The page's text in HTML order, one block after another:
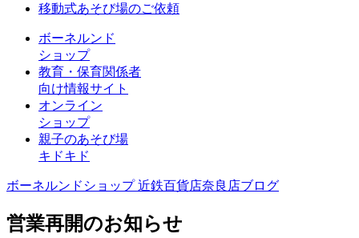
移動式あそび場のご依頼
ボーネルンド
ショップ
教育・保育関係者
向け情報サイト
オンライン
ショップ
親子のあそび場
キドキド
ボーネルンドショップ 近鉄百貨店奈良店ブログ
営業再開のお知らせ